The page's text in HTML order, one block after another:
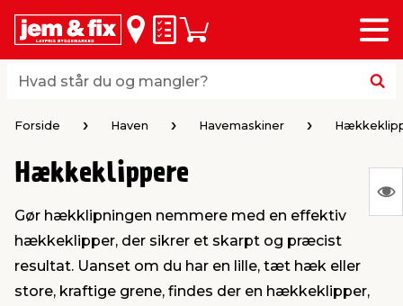
Hvad står du og mangler?
Hvad står du og mangler?
Huskeseddel
Indkøbskurv
Menu
loft & vægge
vinduer
& varme
& ophæng
& armatur
& kemikalier
af værktøj
maskiner
Forside Haven Havemaskiner
Hækkeklippere
Gør hækklipningen nemmere med en effektiv
hækkeklipper, der sikrer et skarpt og præcist
resultat. Uanset om du har en lille, tæt hæk eller
store, kraftige grene, findes der en hækkeklipper,